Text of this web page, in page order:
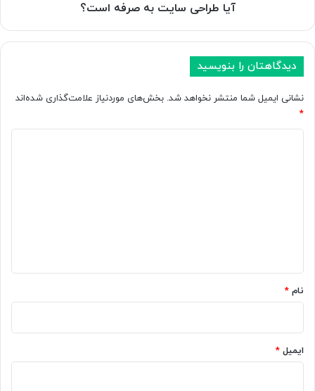
آیا طراحی سایت به صرفه است؟
دیدگاهتان را بنویسید
نشانی ایمیل شما منتشر نخواهد شد. بخش‌های موردنیاز علامت‌گذاری شده‌اند
*
نام *
ایمیل *